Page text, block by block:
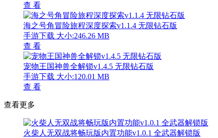
查 看
海之号角冒险旅程深度探索v1.1.4 无限钻石版
手游下载 大小:246.26 MB
查 看
宠物王国神兽全解锁v1.4.5 无限钻石版
手游下载 大小:120.01 MB
查 看
查看更多
火柴人无双战将畅玩版内置功能v1.0.1 全武器解锁版